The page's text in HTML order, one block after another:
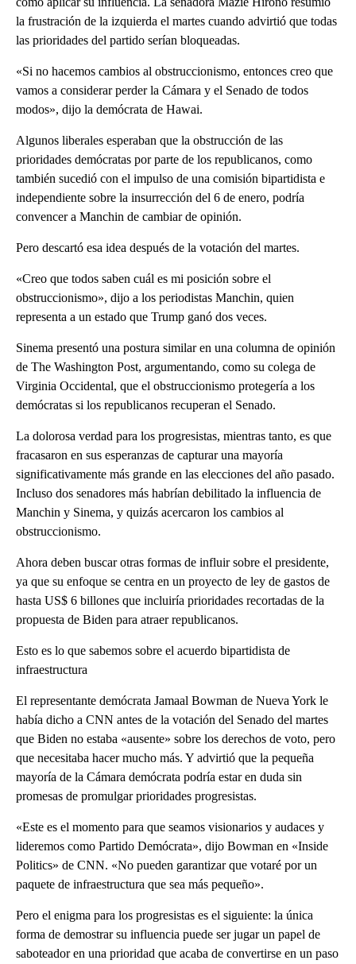
la frustración de la izquierda el martes cuando advirtió que todas
las prioridades del partido serían bloqueadas.
«Si no hacemos cambios al obstruccionismo, entonces creo que
vamos a considerar perder la Cámara y el Senado de todos
modos», dijo la demócrata de Hawai.
Algunos liberales esperaban que la obstrucción de las
prioridades demócratas por parte de los republicanos, como
también sucedió con el impulso de una comisión bipartidista e
independiente sobre la insurrección del 6 de enero, podría
convencer a Manchin de cambiar de opinión.
Pero descartó esa idea después de la votación del martes.
«Creo que todos saben cuál es mi posición sobre el
obstruccionismo», dijo a los periodistas Manchin, quien
representa a un estado que Trump ganó dos veces.
Sinema presentó una postura similar en una columna de opinión
de The Washington Post, argumentando, como su colega de
Virginia Occidental, que el obstruccionismo protegería a los
demócratas si los republicanos recuperan el Senado.
La dolorosa verdad para los progresistas, mientras tanto, es que
fracasaron en sus esperanzas de capturar una mayoría
significativamente más grande en las elecciones del año pasado.
Incluso dos senadores más habrían debilitado la influencia de
Manchin y Sinema, y quizás acercaron los cambios al
obstruccionismo.
Ahora deben buscar otras formas de influir sobre el presidente,
ya que su enfoque se centra en un proyecto de ley de gastos de
hasta US$ 6 billones que incluiría prioridades recortadas de la
propuesta de Biden para atraer republicanos.
Esto es lo que sabemos sobre el acuerdo bipartidista de
infraestructura
El representante demócrata Jamaal Bowman de Nueva York le
había dicho a CNN antes de la votación del Senado del martes
que Biden no estaba «ausente» sobre los derechos de voto, pero
que necesitaba hacer mucho más. Y advirtió que la pequeña
mayoría de la Cámara demócrata podría estar en duda sin
promesas de promulgar prioridades progresistas.
«Este es el momento para que seamos visionarios y audaces y
lideremos como Partido Demócrata», dijo Bowman en «Inside
Politics» de CNN. «No pueden garantizar que votaré por un
paquete de infraestructura que sea más pequeño».
Pero el enigma para los progresistas es el siguiente: la única
forma de demostrar su influencia puede ser jugar un papel de
saboteador en una prioridad que acaba de convertirse en un paso